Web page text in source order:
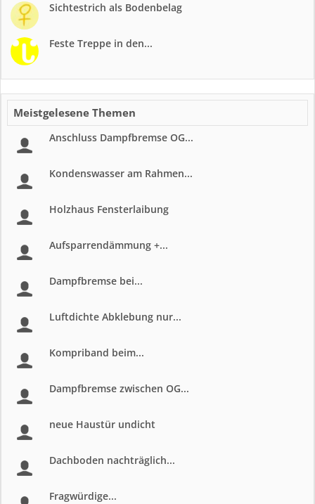
Sichtestrich als Bodenbelag
Feste Treppe in den...
Meistgelesene Themen
Anschluss Dampfbremse OG...
Kondenswasser am Rahmen...
Holzhaus Fensterlaibung
Aufsparrendämmung +...
Dampfbremse bei...
Luftdichte Abklebung nur...
Kompriband beim...
Dampfbremse zwischen OG...
neue Haustür undicht
Dachboden nachträglich...
Fragwürdige...